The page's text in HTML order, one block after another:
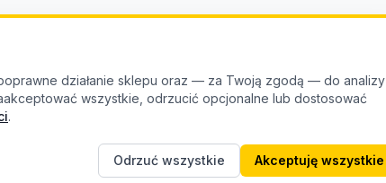
działanie sklepu oraz — za Twoją zgodą — do analizy
wszystkie, odrzucić opcjonalne lub dostosować
.
Odrzuć wszystkie Akceptuję wszystkie